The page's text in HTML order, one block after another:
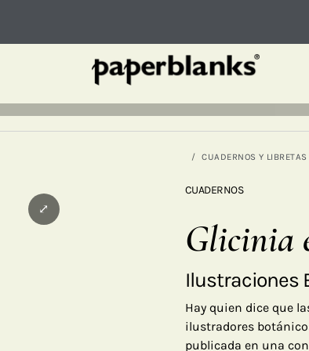
CUADERNOS Y LIBRETAS
⤢
CUADERNOS
Glicinia
Ilustraciones
Hay quien dice que
ilustradores
publicada en una